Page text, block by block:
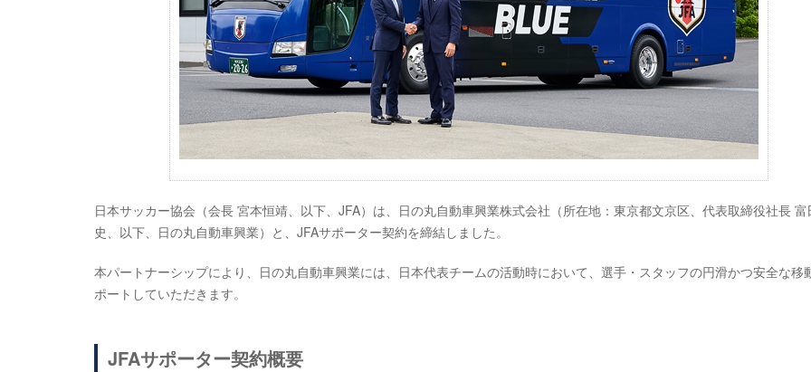
日本サッカー協会（会長 宮本恒靖、以下、JFA）は、日の丸自動車興業株式会社（所在地：東京都文京区、代表取締役社長 富
史、以下、日の丸自動車興業）と、JFAサポーター契約を締結しました。
本パートナーシップにより、日の丸自動車興業には、日本代表チームの活動時において、選手・スタッフの円滑かつ安全な移
ポートしていただきます。
JFAサポーター契約概要